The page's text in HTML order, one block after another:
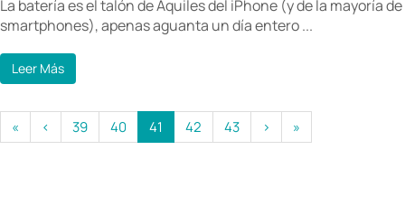
La batería es el talón de Aquiles del iPhone (y de la mayoría de
smartphones), apenas aguanta un día entero ...
Leer Más
« ‹ 39 40 41 42 43 › »